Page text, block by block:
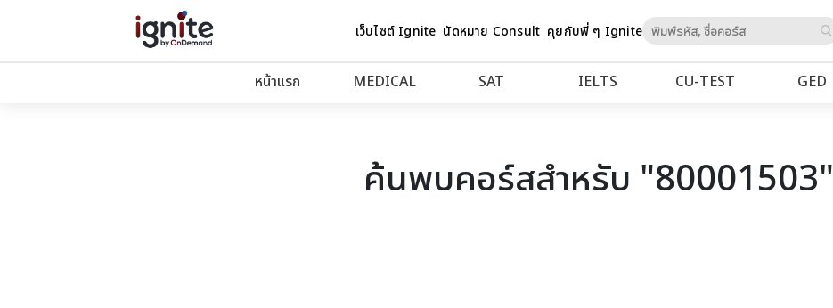
เว็บไซต์ Ignite นัดหมาย Consult คุยกับพี่ ๆ Igniteto
หน้าแรก MEDICAL SAT IELTS CU‑TEST GED
ค้นพบคอร์สสำหรับ "80001503"